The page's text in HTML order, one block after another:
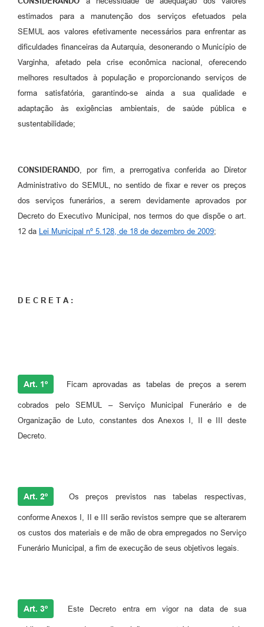
estimados para a manutenção dos serviços efetuados pela
SEMUL aos valores efetivamente necessários para enfrentar as
dificuldades financeiras da Autarquia, desonerando o Município de
Varginha, afetado pela crise econômica nacional, oferecendo
melhores resultados à população e proporcionando serviços de
forma satisfatória, garantindo-se ainda a sua qualidade e
adaptação às exigências ambientais, de saúde pública e
sustentabilidade;
CONSIDERANDO , por fim, a prerrogativa conferida ao Diretor
Administrativo do SEMUL, no sentido de fixar e rever os preços
dos serviços funerários, a serem devidamente aprovados por
Decreto do Executivo Municipal, nos termos do que dispõe o art.
12 da Lei Municipal nº 5.128, de 18 de dezembro de 2009;
D E C R E T A :
Art. 1º Ficam aprovadas as tabelas de preços a serem
cobrados pelo SEMUL – Serviço Municipal Funerário e de
Organização de Luto, constantes dos Anexos I, II e III deste
Decreto.
Art. 2º Os preços previstos nas tabelas respectivas,
conforme Anexos I, II e III serão revistos sempre que se alterarem
os custos dos materiais e de mão de obra empregados no Serviço
Funerário Municipal, a fim de execução de seus objetivos legais.
Art. 3º Este Decreto entra em vigor na data de sua